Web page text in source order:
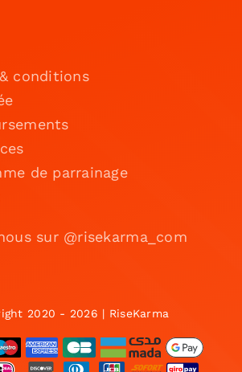
conditions
de parrainage
sur @risekarma_com
2020 - 2026 | RiseKarma